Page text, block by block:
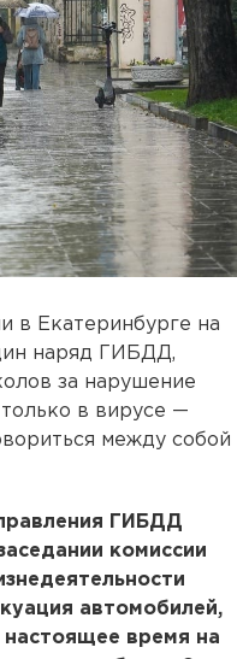
в Екатеринбурге на
наряд ГИБДД,
за нарушение
в вирусе —
между собой
ГИБДД
комиссии
автомобилей,
настоящее время на